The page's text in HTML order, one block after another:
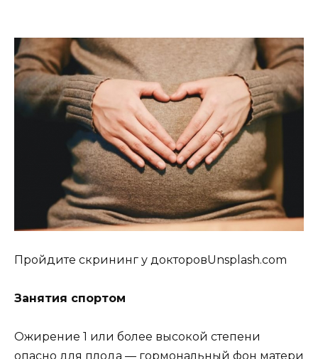
Пройдите скрининг у докторовUnsplash.com
Занятия спортом
Ожирение 1 или более высокой степени
опасно для плода — гормональный фон матери